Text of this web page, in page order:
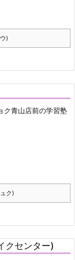
)
ク青山店前の学習塾
ク)
クセンター)